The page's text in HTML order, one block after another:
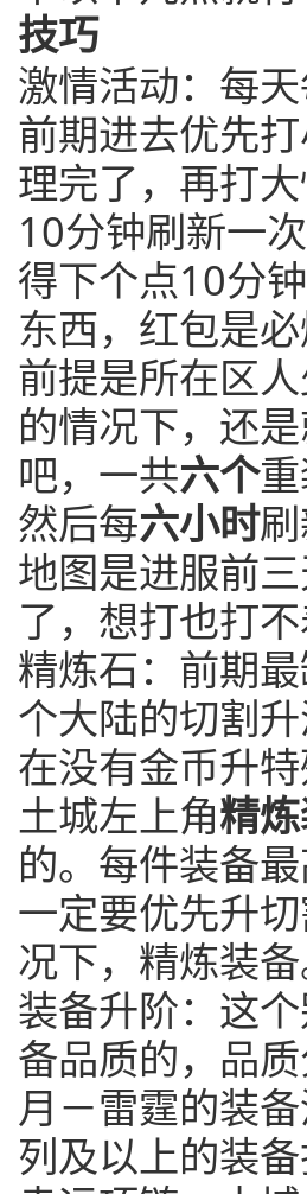
技巧
激情活动：每
前期进去优先
理完了，再打
10分钟刷新一
得下个点10分
东西，红包是
前提是所在区
的情况下，还
吧，一共六个重
然后每六小时
地图是进服前
了，想打也打不
精炼石：前期
个大陆的切割
在没有金币升
土城左上角精
的。每件装备
一定要优先升
况下，精炼装备
装备升阶：这
备品质的，品
月－雷霆的装
列及以上的装